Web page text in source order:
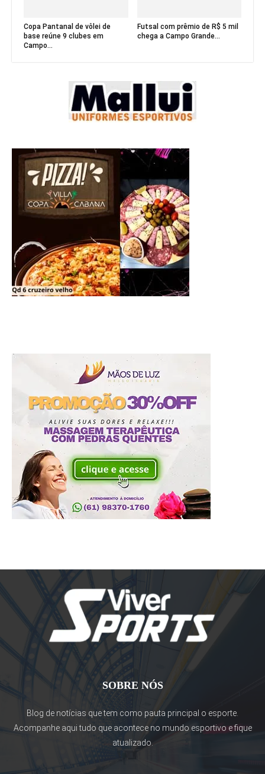
Copa Pantanal de vôlei de
base reúne 9 clubes em
Campo...
Futsal com prêmio de R$ 5 mil
chega a Campo Grande...
SOBRE NÓS
Blog de notícias que tem como pauta principal o esporte.
Acompanhe aqui tudo que acontece no mundo esportivo e fique
atualizado.